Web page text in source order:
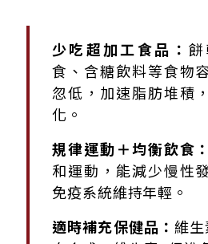
少吃超加工食品：
食、含糖飲料等食物
忽低，加速脂肪堆積
化。
規律運動＋均衡飲食：
和運動，能減少慢性
免疫系統維持年輕。
適時補充保健品：維